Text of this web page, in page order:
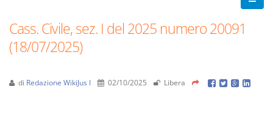
Cass. Civile, sez. I del 2025 numero 20091
(18/07/2025)
di Redazione WikiJus I 02/10/2025 Libera